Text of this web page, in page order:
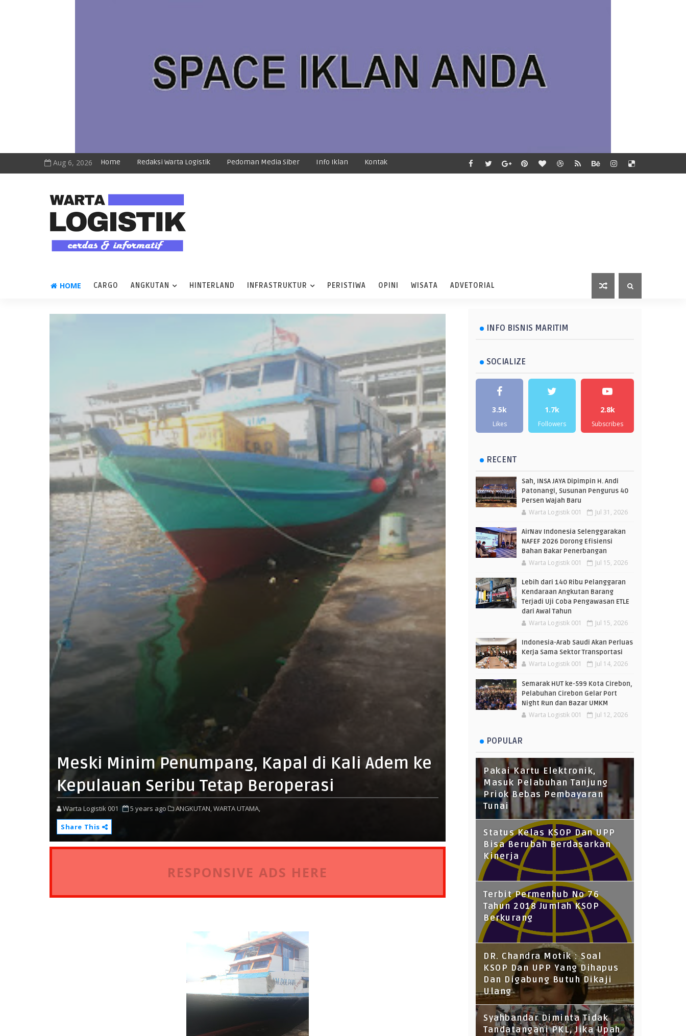
Aug 6, 2026 Home Redaksi Warta Logistik Pedoman Media Siber Info Iklan Kontak
HOME CARGO ANGKUTAN HINTERLAND INFRASTRUKTUR PERISTIWA OPINI WISATA ADVETORIAL
Meski Minim Penumpang, Kapal di Kali Adem ke
Kepulauan Seribu Tetap Beroperasi
Warta Logistik 001 5 years ago ANGKUTAN,WARTA UTAMA,
Share This
RESPONSIVE ADS HERE
INFO BISNIS MARITIM
SOCIALIZE
3.5k
Likes
1.7k
Followers
2.8k
Subscribes
RECENT
Sah, INSA JAYA Dipimpin H. Andi
Patonangi, Susunan Pengurus 40
Persen Wajah Baru
Warta Logistik 001 Jul 31, 2026
AirNav Indonesia Selenggarakan
NAFEF 2026 Dorong Efisiensi
Bahan Bakar Penerbangan
Warta Logistik 001 Jul 15, 2026
Lebih dari 140 Ribu Pelanggaran
Kendaraan Angkutan Barang
Terjadi Uji Coba Pengawasan ETLE
dari Awal Tahun
Warta Logistik 001 Jul 15, 2026
Indonesia-Arab Saudi Akan Perluas
Kerja Sama Sektor Transportasi
Warta Logistik 001 Jul 14, 2026
Semarak HUT ke-599 Kota Cirebon,
Pelabuhan Cirebon Gelar Port
Night Run dan Bazar UMKM
Warta Logistik 001 Jul 12, 2026
POPULAR
Pakai Kartu Elektronik,
Masuk Pelabuhan Tanjung
Priok Bebas Pembayaran
Tunai
Status Kelas KSOP Dan UPP
Bisa Berubah Berdasarkan
Kinerja
Terbit Permenhub No 76
Tahun 2018 Jumlah KSOP
Berkurang
DR. Chandra Motik : Soal
KSOP Dan UPP Yang Dihapus
Dan Digabung Butuh Dikaji
Ulang
Syahbandar Diminta Tidak
Tandatangani PKL, Jika Upah